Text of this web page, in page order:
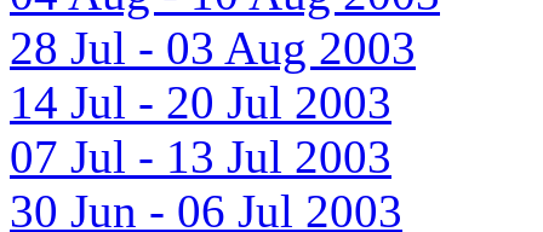
28 Jul - 03 Aug 2003
14 Jul - 20 Jul 2003
07 Jul - 13 Jul 2003
30 Jun - 06 Jul 2003